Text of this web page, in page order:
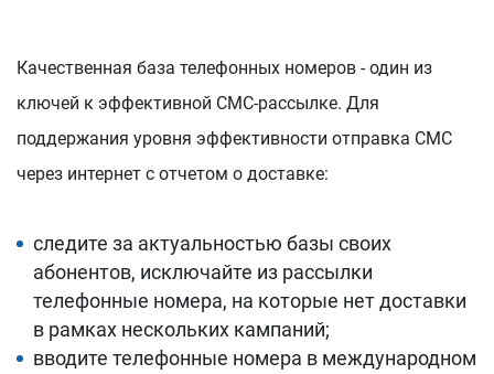
Качественная база телефонных номеров - один из
ключей к эффективной СМС-рассылке. Для
поддержания уровня эффективности отправка СМС
через интернет с отчетом о доставке:
следите за актуальностью базы своих
абонентов, исключайте из рассылки
телефонные номера, на которые нет доставки
в рамках нескольких кампаний;
вводите телефонные номера в международном